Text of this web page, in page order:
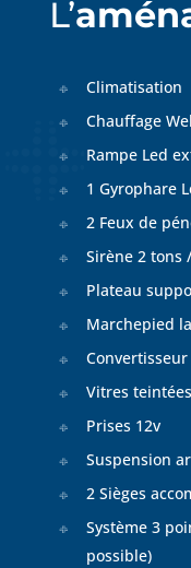
L’
Climatisation
Chauffage
Rampe Led
1 Gyrophare
2 Feux de
Sirène 2 tons
Plateau
Marchepied
Convertisseur
Vitres
Prises 12v
Suspension
2 Sièges
Système 3
possible)